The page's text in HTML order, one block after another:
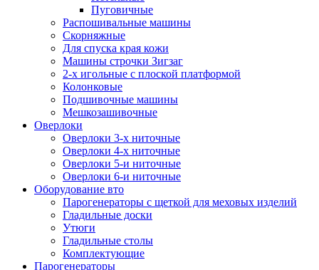
Пуговичные
Распошивальные машины
Скорняжные
Для спуска края кожи
Машины строчки Зигзаг
2-х игольные с плоской платформой
Колонковые
Подшивочные машины
Мешкозашивочные
Оверлоки
Оверлоки 3-х ниточные
Оверлоки 4-х ниточные
Оверлоки 5-и ниточные
Оверлоки 6-и ниточные
Оборудование вто
Парогенераторы с щеткой для меховых изделий
Гладильные доски
Утюги
Гладильные столы
Комплектующие
Парогенераторы